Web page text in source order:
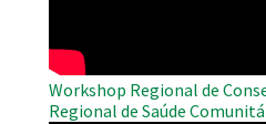
Workshop Regional de
Regional de Saúde